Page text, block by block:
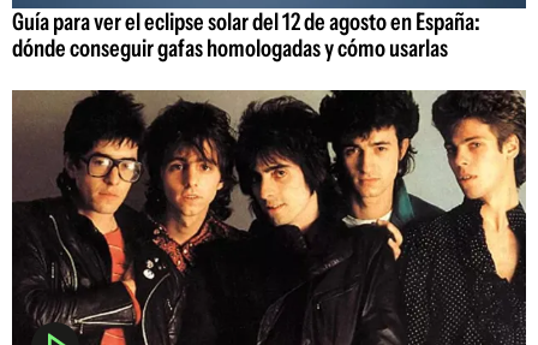
Guía para ver el eclipse solar del 12 de agosto en España:
dónde conseguir gafas homologadas y cómo usarlas